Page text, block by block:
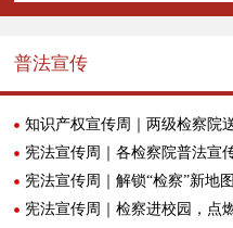
普法宣传
知识产权宣传周｜两级检察院
宪法宣传周｜各检察院普法宣
宪法宣传周｜解锁“检察”新地
宪法宣传周｜检察进校园，点